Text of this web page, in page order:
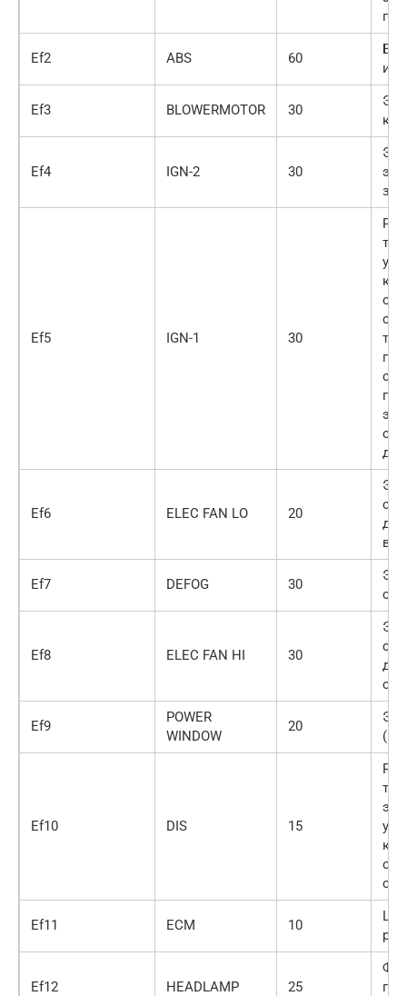
Ef2 ABS 60
Ef3 BLOWERMOTOR 30
Ef4 IGN-2 30
Ef5 IGN-1 30
Ef6 ELEC FAN LO 20
Ef7 DEFOG 30
Ef8 ELEC FAN HI 30
Ef9
POWER
WINDOW
20
Ef10 DIS 15
Ef11 ECM 10
Ef12 HEADLAMP 25